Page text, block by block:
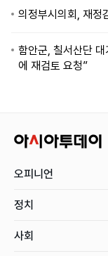
의정부시의회, 재정
함안군, 칠서산단
에 재검토 요청”
오피니언
정치
사회